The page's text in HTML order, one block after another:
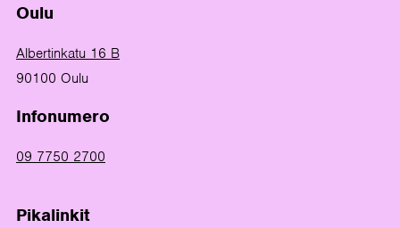
Oulu
Albertinkatu 16 B
90100 Oulu
Infonumero
09 7750 2700
Pikalinkit